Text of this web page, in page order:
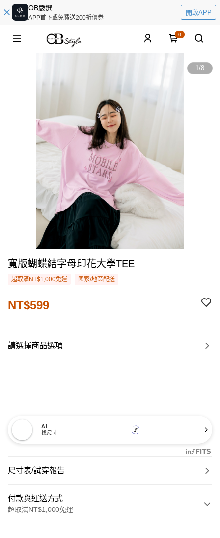
OB嚴選
APP首下載免費送200折價券
開啟APP
0
1/8
寬版蝴蝶結字母印花大學TEE
超取滿NT$1,000免運 國家/地區配送
NT$599
請選擇商品選項
AI
找尺寸
尺寸表/試穿報告
付款與運送方式
超取滿NT$1,000免運